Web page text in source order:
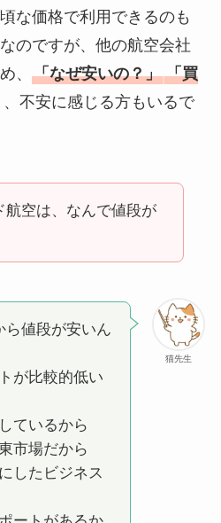
な価格で利用できるのも
のですが、他の航空会社
、 「なぜ安いの？」 「買
、不安に感じる方もいるで
航空は、なんで値段が
猫先生
ら値段が安いん
が比較的低い
ているから
市場だから
したビジネス